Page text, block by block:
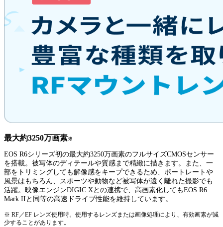
最大約3250万画素※
EOS R6シリーズ初の最大約3250万画素のフルサイズCMOSセンサー
を搭載。被写体のディテールや質感まで精緻に描きます。また、一
部をトリミングしても解像感をキープできるため、ポートレートや
風景はもちろん、スポーツや動物など被写体が遠く離れた撮影でも
活躍。映像エンジンDIGIC Xとの連携で、高画素化してもEOS R6
Mark IIと同等の高速ドライブ性能を維持しています。
※ RF／EF レンズ使用時。使用するレンズまたは画像処理により、有効画素が減
少することがあります。